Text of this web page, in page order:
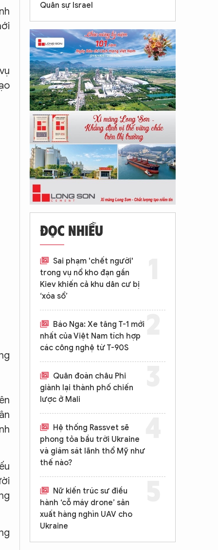
Quân sự Israel
ĐỌC NHIỀU
Sai phạm 'chết người'
trong vụ nổ kho đạn gần
Kiev khiến cả khu dân cư bị
‘xóa sổ’
Báo Nga: Xe tăng T-1 mới
nhất của Việt Nam tích hợp
các công nghệ từ T-90S
Quân đoàn châu Phi
giành lại thành phố chiến
lược ở Mali
Hệ thống Rassvet sẽ
phong tỏa bầu trời Ukraine
và giám sát lãnh thổ Mỹ như
thế nào?
Nữ kiến trúc sư điều
hành ‘cỗ máy drone’ sản
xuất hàng nghìn UAV cho
Ukraine